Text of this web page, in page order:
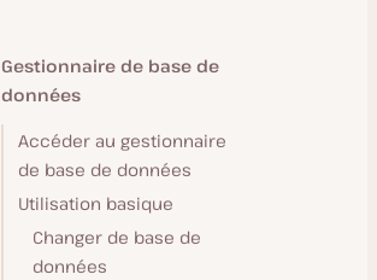
Gestionnaire de base de
données
Accéder au gestionnaire
de base de données
Utilisation basique
Changer de base de
données